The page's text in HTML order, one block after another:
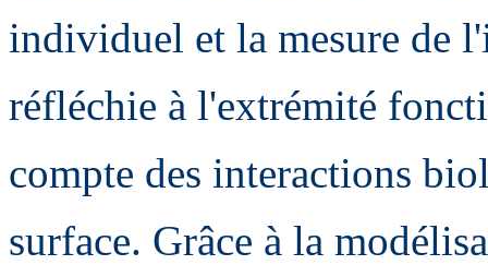
individuel et la mesure de
réfléchie à l'extrémité
compte des interactions
surface. Grâce à la